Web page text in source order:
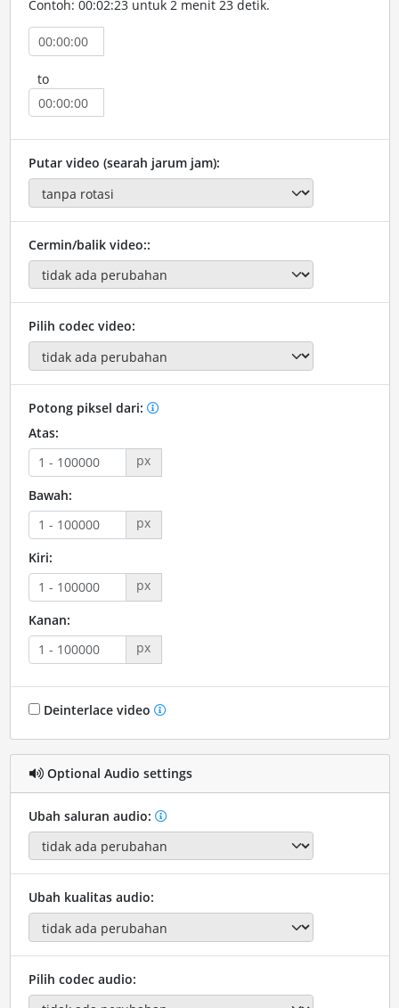
Contoh: 00:02:23 untuk 2 menit 23 detik.
to
Putar video (searah jarum jam):
Cermin/balik video::
Pilih codec video:
Potong piksel dari:
Atas:
px
Bawah:
px
Kiri:
px
Kanan:
px
Deinterlace video
Optional Audio settings
Ubah saluran audio:
Ubah kualitas audio:
Pilih codec audio: